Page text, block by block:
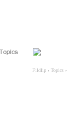
Fildlip › Topics ›